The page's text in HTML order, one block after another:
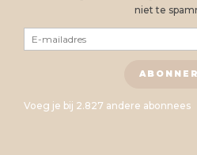
niet te
E-
mailadres
Voeg je bij 2.827 andere abonnees